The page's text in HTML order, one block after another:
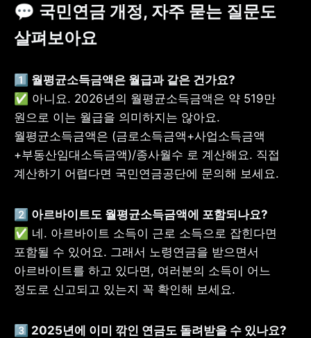
💬 국민연금 개정, 자주 묻는 질문도
살펴보아요
1️⃣ 월평균소득금액은 월급과 같은 건가요?
✅ 아니요. 2026년의 월평균소득금액은 약 519만
원으로 이는 월급을 의미하지는 않아요.
월평균소득금액은 (금로소득금액+사업소득금액
+부동산임대소득금액)/종사월수 로 계산해요. 직접
계산하기 어렵다면 국민연금공단에 문의해 보세요.
2️⃣ 아르바이트도 월평균소득금액에 포함되나요?
✅ 네. 아르바이트 소득이 근로 소득으로 잡힌다면
포함될 수 있어요. 그래서 노령연금을 받으면서
아르바이트를 하고 있다면, 여러분의 소득이 어느
정도로 신고되고 있는지 꼭 확인해 보세요.
3️⃣ 2025년에 이미 깎인 연금도 돌려받을 수 있나요?